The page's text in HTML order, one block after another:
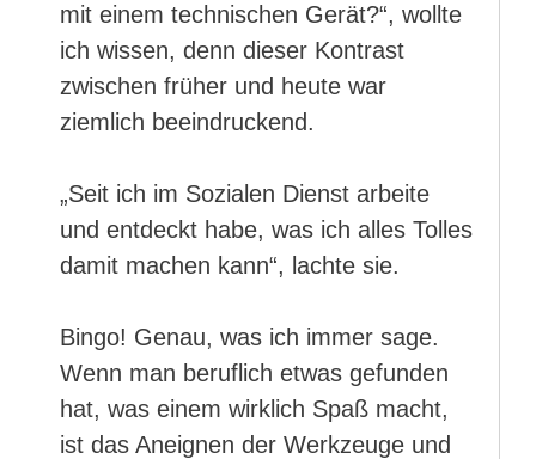
mit einem technischen Gerät?“, wollte
ich wissen, denn dieser Kontrast
zwischen früher und heute war
ziemlich beeindruckend.
„Seit ich im Sozialen Dienst arbeite
und entdeckt habe, was ich alles Tolles
damit machen kann“, lachte sie.
Bingo! Genau, was ich immer sage.
Wenn man beruflich etwas gefunden
hat, was einem wirklich Spaß macht,
ist das Aneignen der Werkzeuge und